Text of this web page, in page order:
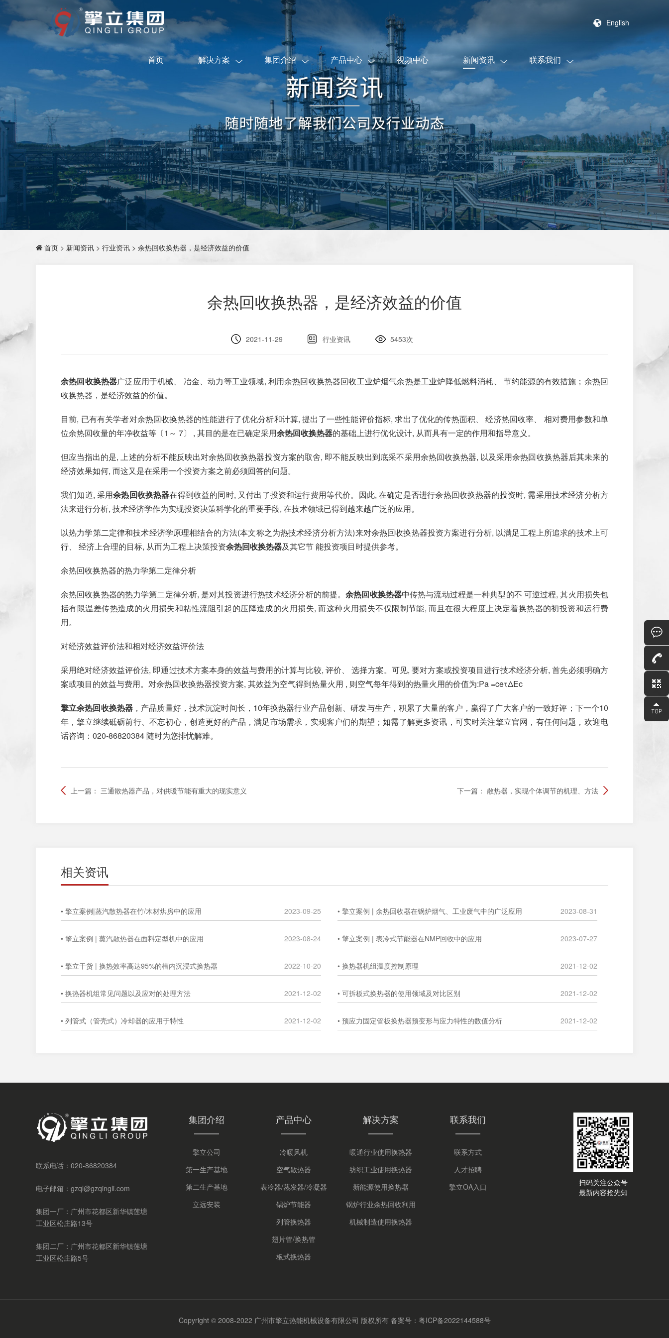
English
首页 解决方案 集团介绍 产品中心 视频中心 新闻资讯 联系我们
首页 > 新闻资讯 > 行业资讯 > 余热回收换热器，是经济效益的价值
余热回收换热器，是经济效益的价值
2021-11-29 行业资讯 5453次
余热回收换热器广泛应用于机械、 冶金、动力等工业领域, 利用余热回收换热器回收工业炉烟气余热是工业炉降低燃料消耗、 节约能源的有效措施；余热回
收换热器，是经济效益的价值。
目前, 已有有关学者对余热回收换热器的性能进行了优化分析和计算, 提出了一些性能评价指标, 求出了优化的传热面积、 经济热回收率、 相对费用参数和单
位余热回收量的年净收益等〔1～ 7〕 , 其目的是在已确定采用余热回收换热器的基础上进行优化设计, 从而具有一定的作用和指导意义。
但应当指出的是, 上述的分析不能反映出对余热回收换热器投资方案的取舍, 即不能反映出到底采不采用余热回收换热器, 以及采用余热回收换热器后其未来的
经济效果如何, 而这又是在采用一个投资方案之前必须回答的问题。
我们知道, 采用余热回收换热器在得到收益的同时, 又付出了投资和运行费用等代价。因此, 在确定是否进行余热回收换热器的投资时, 需采用技术经济分析方
法来进行分析, 技术经济学作为实现投资决策科学化的重要手段, 在技术领域已得到越来越广泛的应用。
以热力学第二定律和技术经济学原理相结合的方法(本文称之为热技术经济分析方法)来对余热回收换热器投资方案进行分析, 以满足工程上所追求的技术上可
行、 经济上合理的目标, 从而为工程上决策投资余热回收换热器及其它节 能投资项目时提供参考。
余热回收换热器的热力学第二定律分析
余热回收换热器的热力学第二定律分析, 是对其投资进行热技术经济分析的前提。余热回收换热器中传热与流动过程是一种典型的不 可逆过程, 其火用损失包
括有限温差传热造成的火用损失和粘性流阻引起的压降造成的火用损失, 而这种火用损失不仅限制节能, 而且在很大程度上决定着换热器的初投资和运行费
用。
对经济效益评价法和相对经济效益评价法
采用绝对经济效益评价法, 即通过技术方案本身的效益与费用的计算与比较, 评价、 选择方案。可见, 要对方案或投资项目进行技术经济分析, 首先必须明确方
案或项目的效益与费用。对余热回收换热器投资方案, 其效益为空气得到热量火用 , 则空气每年得到的热量火用的价值为:Pa =ceτΔEc
擎立余热回收换热器 ，产品质量好，技术沉淀时间长，10年换热器行业产品创新、研发与生产，积累了大量的客户，赢得了广大客户的一致好评；下一个10
年，擎立继续砥砺前行、不忘初心，创造更好的产品，满足市场需求，实现客户们的期望；如需了解更多资讯，可实时关注擎立官网，有任何问题，欢迎电
话咨询：020-86820384 随时为您排忧解难。
上一篇： 三通散热器产品，对供暖节能有重大的现实意义 下一篇： 散热器，实现个体调节的机理、方法
相关资讯
• 擎立案例|蒸汽散热器在竹/木材烘房中的应用 2023-09-25 • 擎立案例 | 余热回收器在锅炉烟气、工业废气中的广泛应用 2023-08-31
• 擎立案例 | 蒸汽散热器在面料定型机中的应用 2023-08-24 • 擎立案例 | 表冷式节能器在NMP回收中的应用 2023-07-27
• 擎立干货 | 换热效率高达95%的槽内沉浸式换热器 2022-10-20 • 换热器机组温度控制原理 2021-12-02
• 换热器机组常见问题以及应对的处理方法 2021-12-02 • 可拆板式换热器的使用领域及对比区别 2021-12-02
• 列管式（管壳式）冷却器的应用于特性 2021-12-02 • 预应力固定管板换热器预变形与应力特性的数值分析 2021-12-02
联系电话： 020-86820384
电子邮箱： gzql@gzqingli.com
集团一厂：广州市花都区新华镇莲塘
工业区松庄路13号
集团二厂：广州市花都区新华镇莲塘
工业区松庄路5号
集团介绍
擎立公司
第一生产基地
第二生产基地
立远安装
产品中心
冷暖风机
空气散热器
表冷器/蒸发器/冷凝器
锅炉节能器
列管换热器
翅片管/换热管
板式换热器
解决方案
暖通行业使用换热器
纺织工业使用换热器
新能源使用换热器
锅炉行业余热回收利用
机械制造使用换热器
联系我们
联系方式
人才招聘
擎立OA入口
扫码关注公众号
最新内容抢先知
Copyright © 2008-2022 广州市擎立热能机械设备有限公司 版权所有 备案号：粤ICP备2022144588号